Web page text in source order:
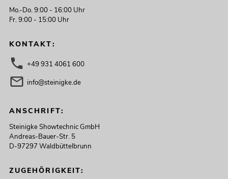
Mo.-Do. 9:00 - 16:00 Uhr
Fr. 9:00 - 15:00 Uhr
KONTAKT:
+49 931 4061 600
info@steinigke.de
ANSCHRIFT:
Steinigke Showtechnic GmbH
Andreas-Bauer-Str. 5
D-97297 Waldbüttelbrunn
ZUGEHÖRIGKEIT: